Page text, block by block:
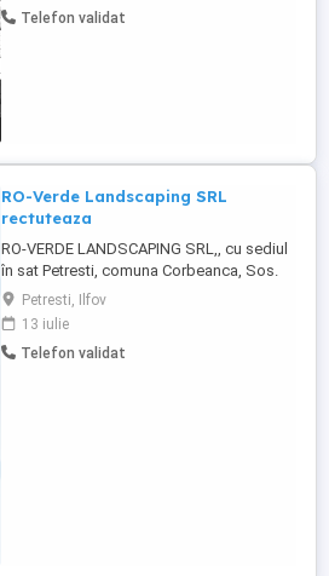
Telefon validat
RO-Verde Landscaping SRL
rectuteaza
RO-VERDE LANDSCAPING SRL,, cu sediul
în sat Petresti, comuna Corbeanca, Sos.
Unirii, nr. 64, Jud. Ilfov recruteaza pe
urmatoarele functii: - Dulgher restauratori
cod COR 711502 - 4 posturi - Fierar
betonist, cod COR 711402 - 3 posturi -
Petresti, Ilfov
13 iulie
Telefon validat